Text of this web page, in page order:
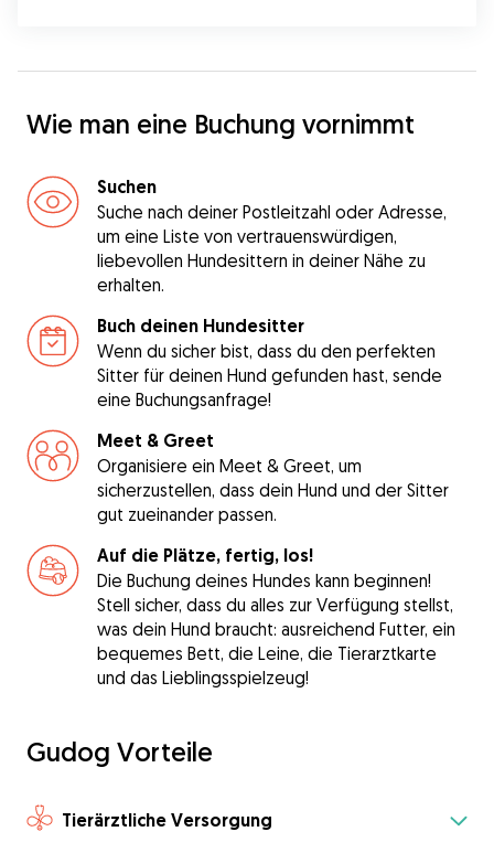
Wie man eine Buchung vornimmt
Suchen
Suche nach deiner Postleitzahl oder Adresse,
um eine Liste von vertrauenswürdigen,
liebevollen Hundesittern in deiner Nähe zu
erhalten.
Buch deinen Hundesitter
Wenn du sicher bist, dass du den perfekten
Sitter für deinen Hund gefunden hast, sende
eine Buchungsanfrage!
Meet & Greet
Organisiere ein Meet & Greet, um
sicherzustellen, dass dein Hund und der Sitter
gut zueinander passen.
Auf die Plätze, fertig, los!
Die Buchung deines Hundes kann beginnen!
Stell sicher, dass du alles zur Verfügung stellst,
was dein Hund braucht: ausreichend Futter, ein
bequemes Bett, die Leine, die Tierarztkarte
und das Lieblingsspielzeug!
Gudog Vorteile
Tierärztliche Versorgung